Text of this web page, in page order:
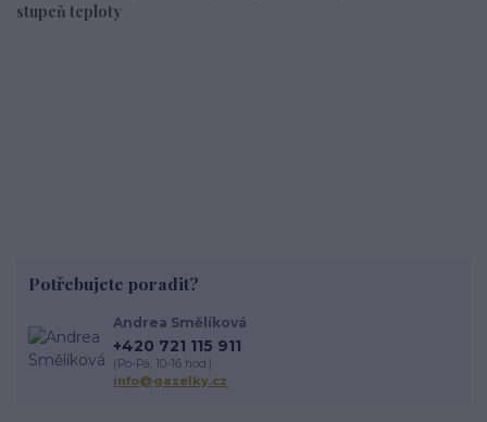
stupeň teploty
Potřebujete poradit?
Andrea Smělíková
+420 721 115 911
(Po-Pá, 10-16 hod.)
info@gazelky.cz